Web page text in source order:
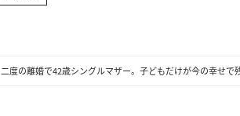
二度の離婚で42歳シングルマザー。子どもだけが今の幸せ